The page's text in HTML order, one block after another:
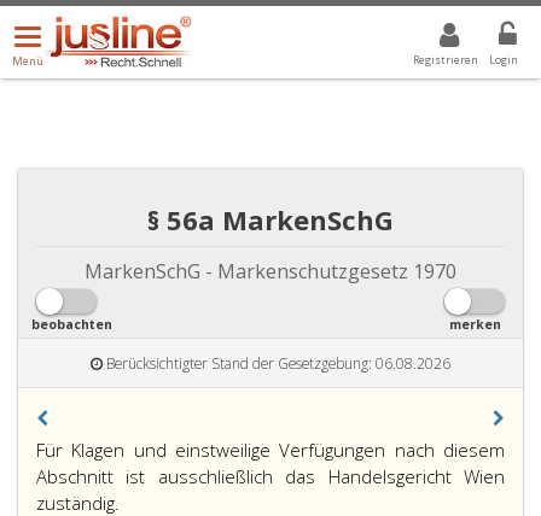
Registrieren Login
Menü
öffnen/schließen
Menü
ALLE DROPDOWN: GEWÄHLTER WERT IST ALLE
§ 56a MarkenSchG
MarkenSchG - Markenschutzgesetz 1970
beobachten merken
Berücksichtigter Stand der Gesetzgebung: 06.08.2026
Paragraph
56
a,
Für Klagen und einstweilige Verfügungen nach diesem
Abschnitt ist ausschließlich das Handelsgericht Wien
zuständig.